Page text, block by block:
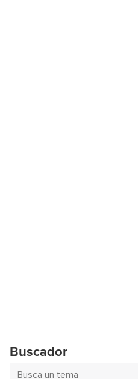
Buscador